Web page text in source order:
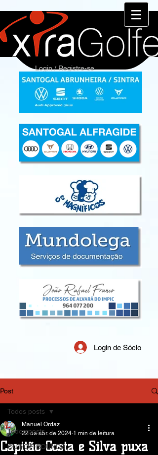
Login / Registre-se
Login de Sócio
Post
Todos posts
OUT-OF-BOUNDS
Todos posts
Capitão Costa e Silva puxa
Manuel Ordaz
22 de abr. de 2024 1 min de leitura